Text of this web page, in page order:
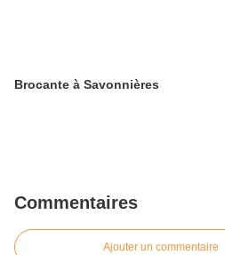
Brocante à Savonnières
Commentaires
Ajouter un commentaire